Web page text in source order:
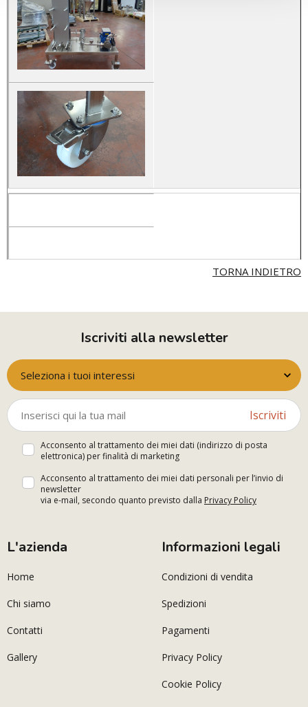
TORNA INDIETRO
Iscriviti alla newsletter
Seleziona i tuoi interessi
Iscriviti
Acconsento al trattamento dei miei dati (indirizzo di posta
elettronica) per finalità di marketing
Acconsento al trattamento dei miei dati personali per l’invio di
newsletter
via e-mail, secondo quanto previsto dalla Privacy Policy
L'azienda
Home
Chi siamo
Contatti
Gallery
Informazioni legali
Condizioni di vendita
Spedizioni
Pagamenti
Privacy Policy
Cookie Policy